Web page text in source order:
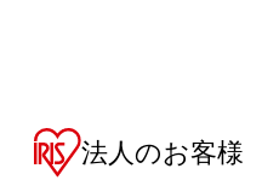
法人のお客様